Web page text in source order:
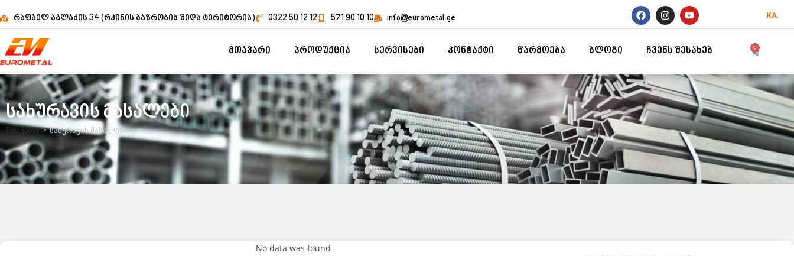
რაფაელ აგლაძის 34 (რკინის ბაზრობის შიდა ტერიტორია) 0322 50 12 12 571 90 10 10 info@eurometal.ge KA
მთავარი პროდუქცია სერვისები კონტაქტი წარმოება ბლოგი ჩვენს შესახებ 0
სახურავის მასალები
მთავარი > სახურავის მასალები
No data was found